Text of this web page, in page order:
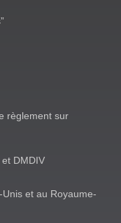
règlement sur
DMDIV
et au Royaume-